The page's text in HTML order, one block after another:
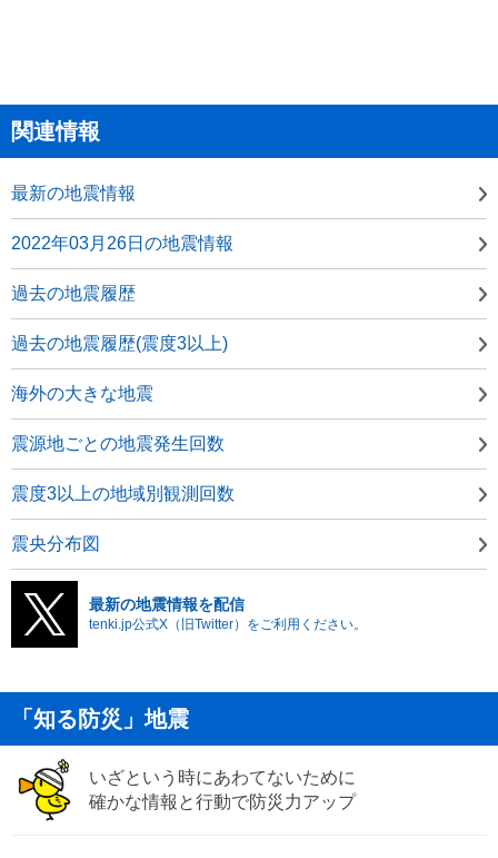
関連情報
最新の地震情報
2022年03月26日の地震情報
過去の地震履歴
過去の地震履歴(震度3以上)
海外の大きな地震
震源地ごとの地震発生回数
震度3以上の地域別観測回数
震央分布図
最新の地震情報を配信
tenki.jp公式X（旧Twitter）をご利用ください。
「知る防災」地震
いざという時にあわてないために
確かな情報と行動で防災力アップ